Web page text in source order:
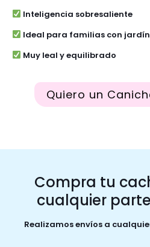
Inteligencia sobresaliente
Ideal para familias con
Muy leal y equilibrado
Quiero un
Compra tu
cualquier
Realizamos envíos a